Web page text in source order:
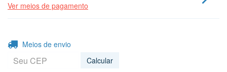
Ver meios de pagamento
Entregas para o CEP:
Meios de envio
Calcular